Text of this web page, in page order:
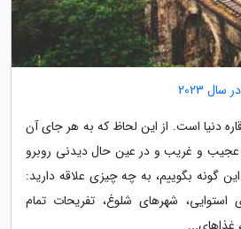
2023
دنیا است. از این لحاظ که به هر جای آن
عجیب و غریب و در عین حال دیدنی روبرو
گونه بگوییم، به چه چیزی علاقه دارید:
استوایی، شهرهای شلوغ، تفریحات تمام
غذاهای...